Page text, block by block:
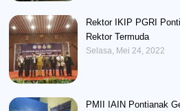
Rektor IKIP PGRI
Rektor Termuda
Selasa, Mei 24, 2022
PMII IAIN Pontianak